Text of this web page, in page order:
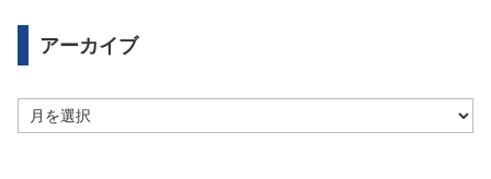
アーカイブ
ー